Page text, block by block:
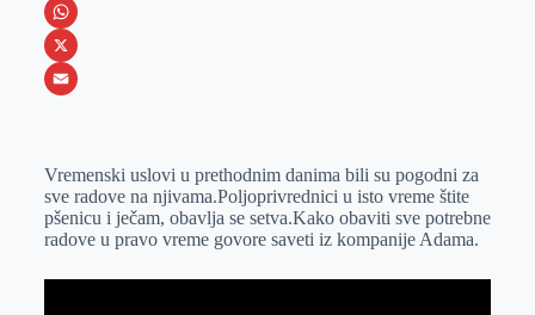
e
b
o
s
s
e
e
r
i
n
k
I
n
V
i
b
W
h
s
A
p
p
X
a
i
l
Vremenski uslovi u prethodnim danima bili su pogodni za
sve radove na njivama.Poljoprivrednici u isto vreme štite
pšenicu i ječam, obavlja se setva.Kako obaviti sve potrebne
radove u pravo vreme govore saveti iz kompanije Adama.